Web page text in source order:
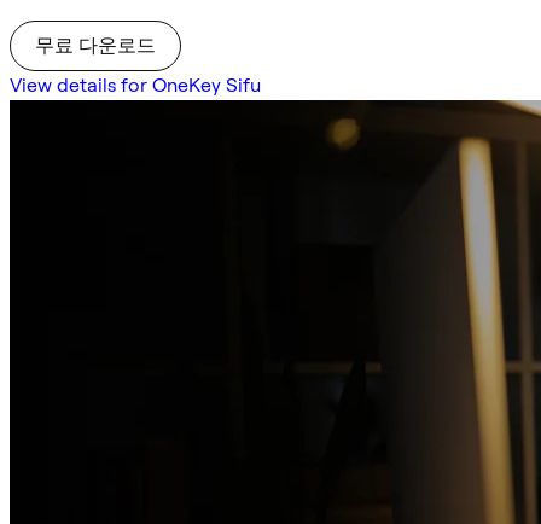
무료 다운로드
View details for OneKey Sifu